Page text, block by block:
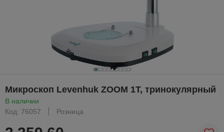
Микроскоп Levenhuk ZOOM 1T, тринокулярный
В наличии
Код: 76057
Розница